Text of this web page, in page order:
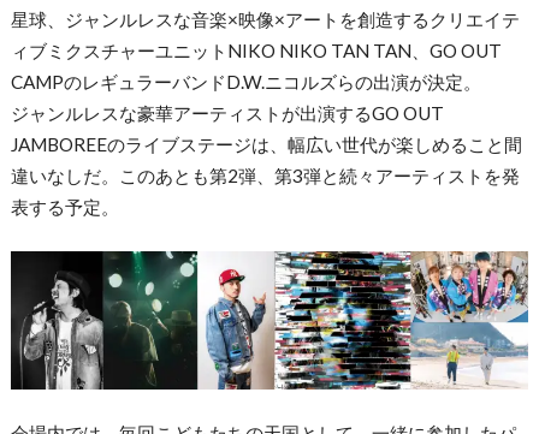
星球、ジャンルレスな音楽×映像×アートを創造するクリエイテ
ィブミクスチャーユニットNIKO NIKO TAN TAN、GO OUT
CAMPのレギュラーバンドD.W.ニコルズらの出演が決定。
ジャンルレスな豪華アーティストが出演するGO OUT
JAMBOREEのライブステージは、幅広い世代が楽しめること間
違いなしだ。このあとも第2弾、第3弾と続々アーティストを発
表する予定。